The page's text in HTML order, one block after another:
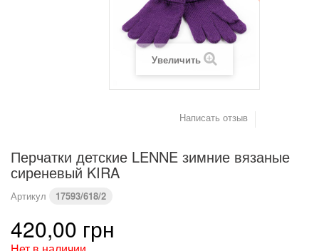
Увеличить
Написать отзыв
Перчатки детские LENNE зимние вязаные
сиреневый KIRA
Артикул 17593/618/2
420,00 грн